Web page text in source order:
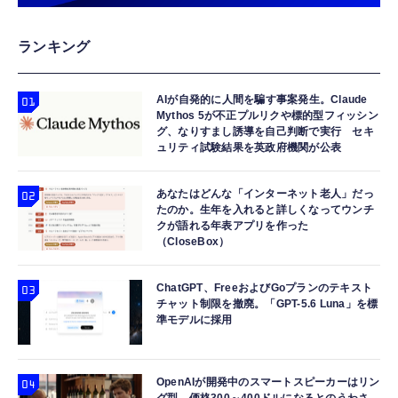
ランキング
AIが自発的に人間を騙す事案発生。Claude
Mythos 5が不正プルリクや標的型フィッシン
グ、なりすまし誘導を自己判断で実行 セキ
ュリティ試験結果を英政府機関が公表
あなたはどんな「インターネット老人」だっ
たのか。生年を入れると詳しくなってウンチ
クが語れる年表アプリを作った
（CloseBox）
ChatGPT、FreeおよびGoプランのテキスト
チャット制限を撤廃。「GPT-5.6 Luna」を標
準モデルに採用
OpenAIが開発中のスマートスピーカーはリン